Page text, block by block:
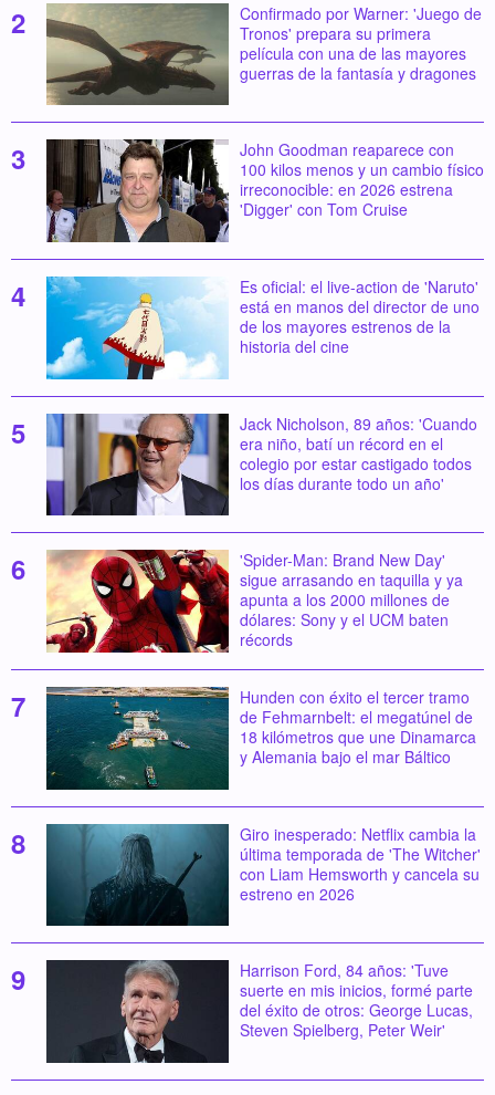
Confirmado por Warner: 'Juego de
Tronos' prepara su primera
película con una de las mayores
guerras de la fantasía y dragones
John Goodman reaparece con
100 kilos menos y un cambio físico
irreconocible: en 2026 estrena
'Digger' con Tom Cruise
Es oficial: el live-action de 'Naruto'
está en manos del director de uno
de los mayores estrenos de la
historia del cine
Jack Nicholson, 89 años: 'Cuando
era niño, batí un récord en el
colegio por estar castigado todos
los días durante todo un año'
'Spider-Man: Brand New Day'
sigue arrasando en taquilla y ya
apunta a los 2000 millones de
dólares: Sony y el UCM baten
récords
Hunden con éxito el tercer tramo
de Fehmarnbelt: el megatúnel de
18 kilómetros que une Dinamarca
y Alemania bajo el mar Báltico
Giro inesperado: Netflix cambia la
última temporada de 'The Witcher'
con Liam Hemsworth y cancela su
estreno en 2026
Harrison Ford, 84 años: 'Tuve
suerte en mis inicios, formé parte
del éxito de otros: George Lucas,
Steven Spielberg, Peter Weir'